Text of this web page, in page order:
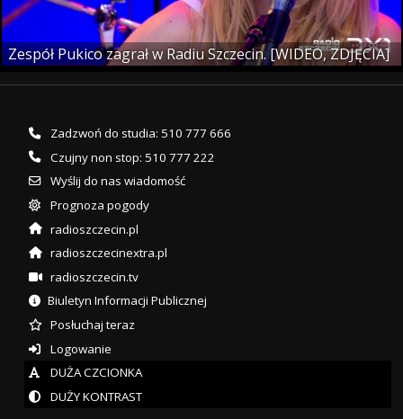
Zespół Pukico zagrał w Radiu Szczecin. [WIDEO, ZDJĘCIA]
Zadzwoń do studia: 510 777 666
Czujny non stop: 510 777 222
Wyślij do nas wiadomość
Prognoza pogody
radioszczecin.pl
radioszczecinextra.pl
radioszczecin.tv
Biuletyn Informacji Publicznej
Posłuchaj teraz
Logowanie
DUŻA CZCIONKA
DUŻY KONTRAST